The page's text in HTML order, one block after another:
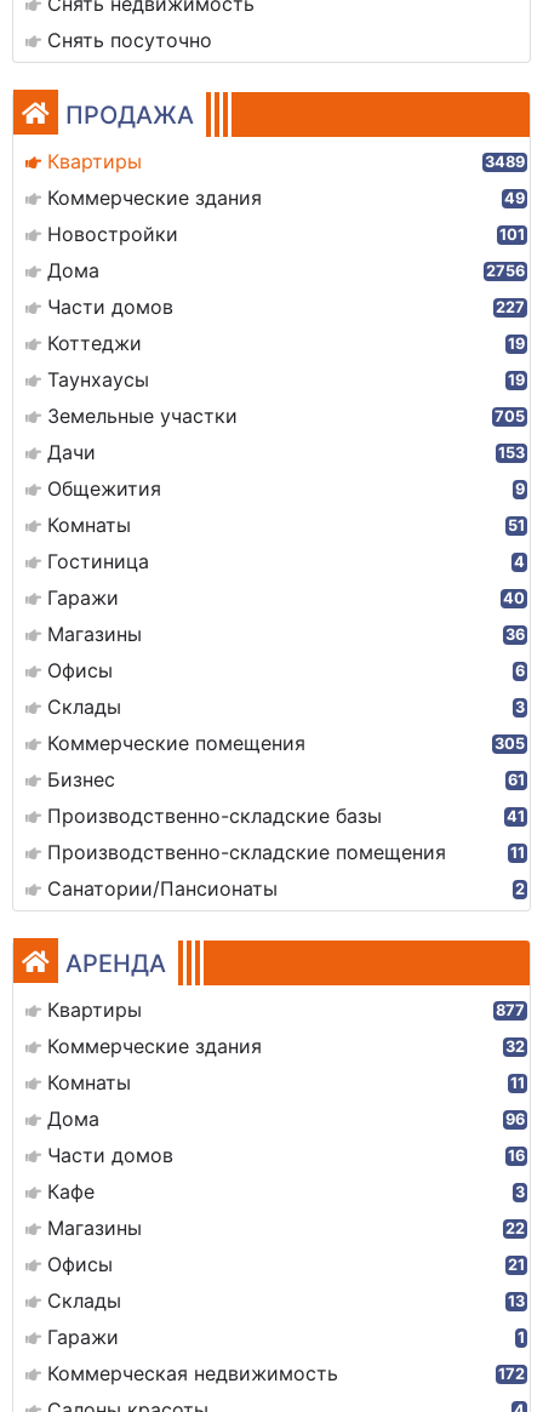
Снять посуточно
ПРОДАЖА
Квартиры 3489
Коммерческие здания 49
Новостройки 101
Дома 2756
Части домов 227
Коттеджи 19
Таунхаусы 19
Земельные участки 705
Дачи 153
Общежития 9
Комнаты 51
Гостиница 4
Гаражи 40
Магазины 36
Офисы 6
Склады 3
Коммерческие помещения 305
Бизнес 61
Производственно-складские базы 41
Производственно-складские помещения 11
Санатории/Пансионаты 2
АРЕНДА
Квартиры 877
Коммерческие здания 32
Комнаты 11
Дома 96
Части домов 16
Кафе 3
Магазины 22
Офисы 21
Склады 13
Гаражи 1
Коммерческая недвижимость 172